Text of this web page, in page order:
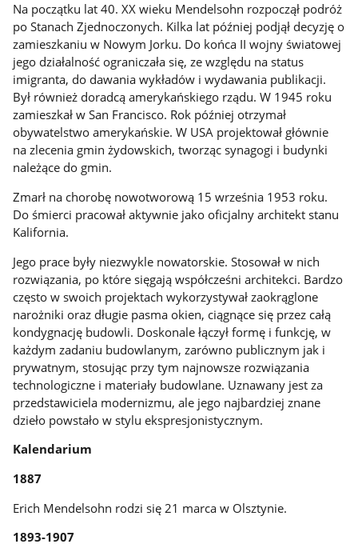
Na początku lat 40. XX wieku Mendelsohn rozpoczął podróż
po Stanach Zjednoczonych. Kilka lat później podjął decyzję o
zamieszkaniu w Nowym Jorku. Do końca II wojny światowej
jego działalność ograniczała się, ze względu na status
imigranta, do dawania wykładów i wydawania publikacji.
Był również doradcą amerykańskiego rządu. W 1945 roku
zamieszkał w San Francisco. Rok później otrzymał
obywatelstwo amerykańskie. W USA projektował głównie
na zlecenia gmin żydowskich, tworząc synagogi i budynki
należące do gmin.
Zmarł na chorobę nowotworową 15 września 1953 roku.
Do śmierci pracował aktywnie jako oficjalny architekt stanu
Kalifornia.
Jego prace były niezwykle nowatorskie. Stosował w nich
rozwiązania, po które sięgają współcześni architekci. Bardzo
często w swoich projektach wykorzystywał zaokrąglone
narożniki oraz długie pasma okien, ciągnące się przez całą
kondygnację budowli. Doskonale łączył formę i funkcję, w
każdym zadaniu budowlanym, zarówno publicznym jak i
prywatnym, stosując przy tym najnowsze rozwiązania
technologiczne i materiały budowlane. Uznawany jest za
przedstawiciela modernizmu, ale jego najbardziej znane
dzieło powstało w stylu ekspresjonistycznym.
Kalendarium
1887
Erich Mendelsohn rodzi się 21 marca w Olsztynie.
1893-1907